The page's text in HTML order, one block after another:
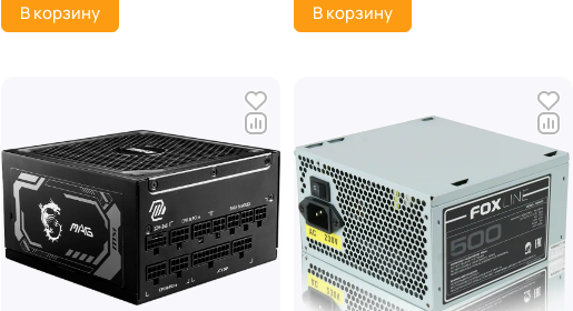
В корзину В корзину